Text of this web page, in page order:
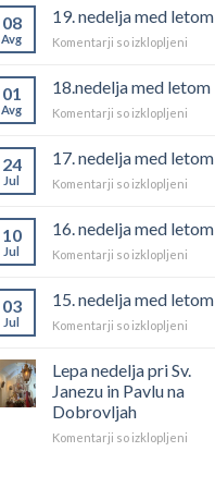
08
Avg
19. nedelja med letom
Komentarji so izklopljeniza
med
letom
01
Avg
18.nedelja med letom
Komentarji so izklopljeniza
letom
24
Jul
17. nedelja med letom
Komentarji so izklopljeniza
med
letom
10
Jul
16. nedelja med letom
Komentarji so izklopljeniza
med
letom
03
Jul
15. nedelja med letom
Komentarji so izklopljeniza
med
Lepa nedelja pri Sv.
Janezu in Pavlu na
Dobrovljah
Komentarji so izklopljeniza